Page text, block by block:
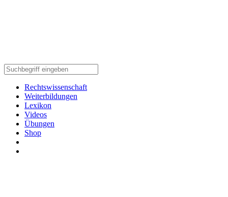
Rechtswissenschaft
Weiterbildungen
Lexikon
Videos
Übungen
Shop